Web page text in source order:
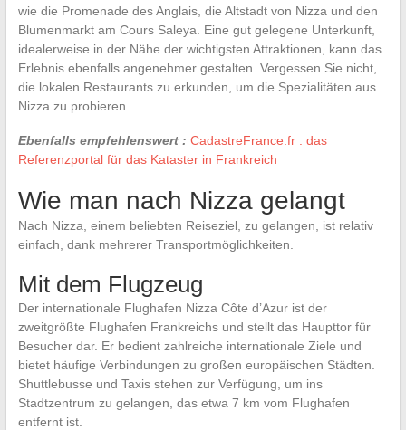
wie die Promenade des Anglais, die Altstadt von Nizza und den
Blumenmarkt am Cours Saleya. Eine gut gelegene Unterkunft,
idealerweise in der Nähe der wichtigsten Attraktionen, kann das
Erlebnis ebenfalls angenehmer gestalten. Vergessen Sie nicht,
die lokalen Restaurants zu erkunden, um die Spezialitäten aus
Nizza zu probieren.
Ebenfalls empfehlenswert : CadastreFrance.fr : das
Referenzportal für das Kataster in Frankreich
Wie man nach Nizza gelangt
Nach Nizza, einem beliebten Reiseziel, zu gelangen, ist relativ
einfach, dank mehrerer Transportmöglichkeiten.
Mit dem Flugzeug
Der internationale Flughafen Nizza Côte d’Azur ist der
zweitgrößte Flughafen Frankreichs und stellt das Haupttor für
Besucher dar. Er bedient zahlreiche internationale Ziele und
bietet häufige Verbindungen zu großen europäischen Städten.
Shuttlebusse und Taxis stehen zur Verfügung, um ins
Stadtzentrum zu gelangen, das etwa 7 km vom Flughafen
entfernt ist.